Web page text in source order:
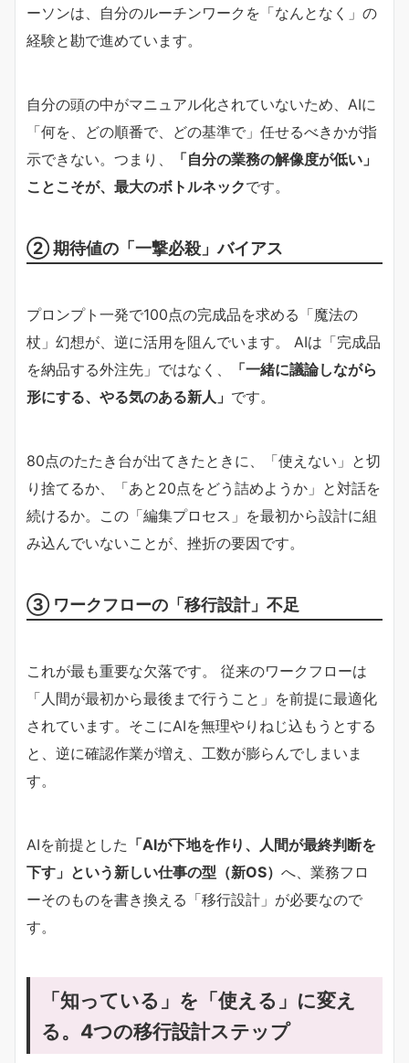
ーソンは、自分のルーチンワークを「なんとなく」の
経験と勘で進めています。
自分の頭の中がマニュアル化されていないため、AIに
「何を、どの順番で、どの基準で」任せるべきかが指
示できない。つまり、
「自分の業務の解像度が低い」
ことこそが、最大のボトルネックです。
② 期待値の「一撃必殺」バイアス
プロンプト一発で100点の完成品を求める「魔法の
杖」幻想が、逆に活用を阻んでいます。 AIは「完成品
を納品する外注先」ではなく、
「一緒に議論しながら
形にする、やる気のある新人」 です。
80点のたたき台が出てきたときに、「使えない」と切
り捨てるか、「あと20点をどう詰めようか」と対話を
続けるか。この「編集プロセス」を最初から設計に組
み込んでいないことが、挫折の要因です。
③ ワークフローの「移行設計」不足
これが最も重要な欠落です。 従来のワークフローは
「人間が最初から最後まで行うこと」を前提に最適化
されています。そこにAIを無理やりねじ込もうとする
と、逆に確認作業が増え、工数が膨らんでしまいま
す。
AIを前提とした 「AIが下地を作り、人間が最終判断を
下す」という新しい仕事の型（新OS） へ、業務フロ
ーそのものを書き換える「移行設計」が必要なので
す。
「知っている」を「使える」に変え
る。4つの移行設計ステップ